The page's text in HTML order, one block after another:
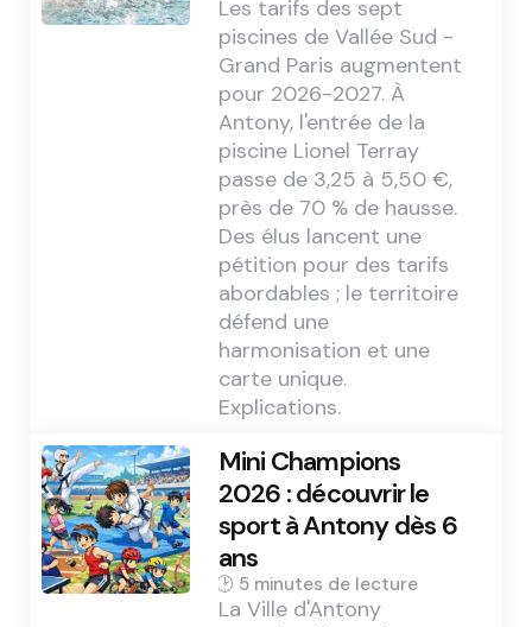
Les tarifs des sept
piscines de Vallée Sud -
Grand Paris augmentent
pour 2026-2027. À
Antony, l'entrée de la
piscine Lionel Terray
passe de 3,25 à 5,50 €,
près de 70 % de hausse.
Des élus lancent une
pétition pour des tarifs
abordables ; le territoire
défend une
harmonisation et une
carte unique.
Explications.
Mini Champions
2026 : découvrir le
sport à Antony dès 6
ans
5 min
La Ville d'Antony